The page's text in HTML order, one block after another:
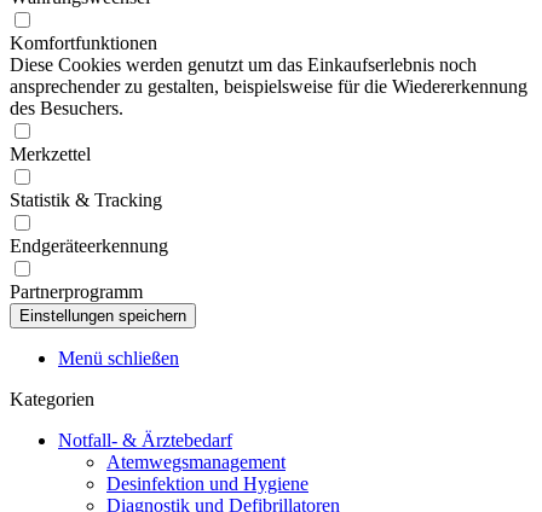
Komfortfunktionen
Diese Cookies werden genutzt um das Einkaufserlebnis noch
ansprechender zu gestalten, beispielsweise für die Wiedererkennung
des Besuchers.
Merkzettel
Statistik & Tracking
Endgeräteerkennung
Partnerprogramm
Menü schließen
Kategorien
Notfall- & Ärztebedarf
Atemwegsmanagement
Desinfektion und Hygiene
Diagnostik und Defibrillatoren